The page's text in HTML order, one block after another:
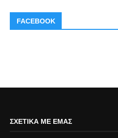
FACEBOOK
ΣΧΕΤΙΚΆ ΜΕ ΕΜΆΣ